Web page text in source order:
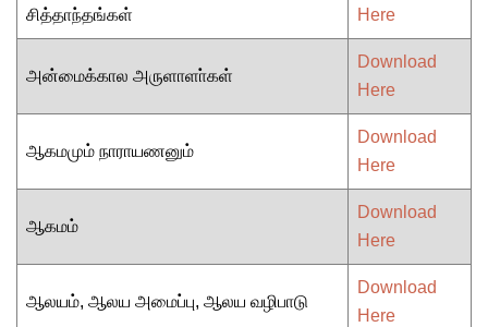
சித்தாந்தங்கள்
Here
அன்மைக்கால அருளாளா்கள்
Download
Here
ஆகமமும் நாராயணனும்
Download
Here
ஆகமம்
Download
Here
ஆலயம், ஆலய அமைப்பு, ஆலய வழிபாடு
Download
Here